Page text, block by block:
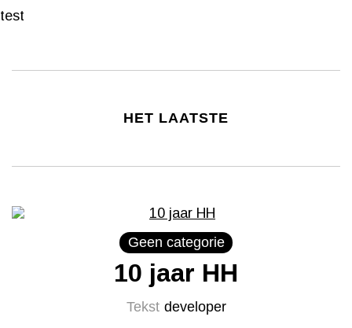
test
HET LAATSTE
Geen categorie
10 jaar HH
Tekst developer